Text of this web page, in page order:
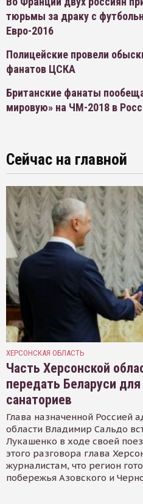
тюрьмы за драку с
Евро-2016
Полицейские провели
фанатов ЦСКА
Британские фанаты
мировую» на ЧМ-2018 в
Сейчас на главной
ХЕРСОНСКАЯ ОБЛАСТЬ
Часть Херсонской
передать Беларуси
санаториев
Глава назначенной Россией
области Владимир Сальдо
Лукашенко в ходе своей
этого разговора глава
журналистам, что регион
побережья Азовского и